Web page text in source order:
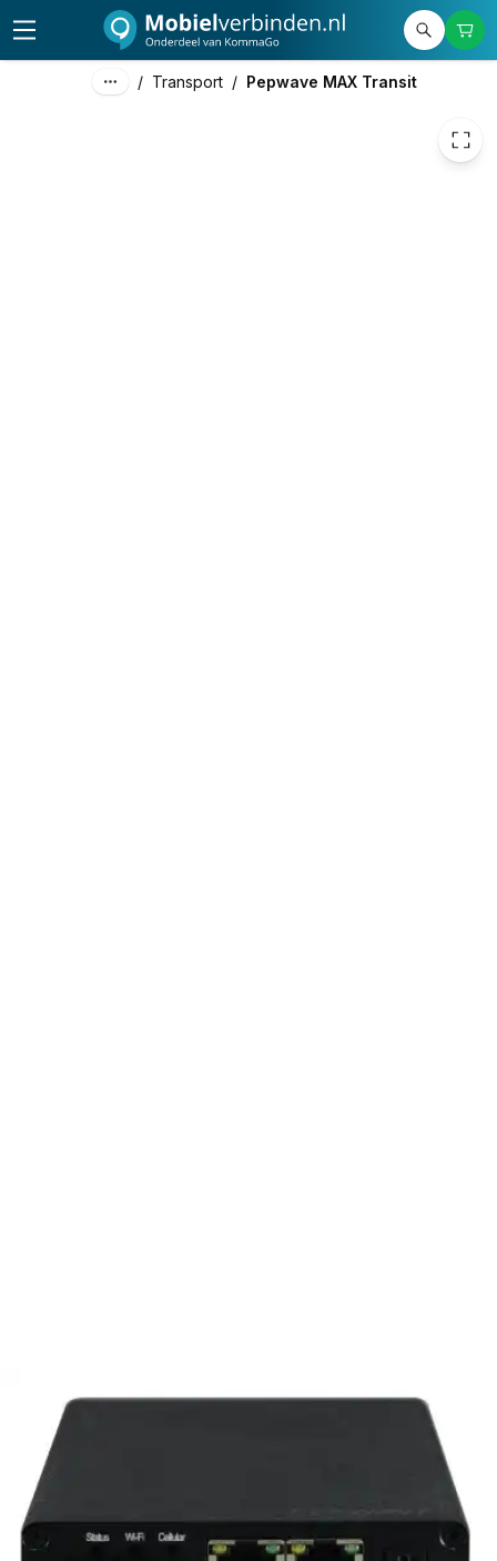
/ Transport / Pepwave MAX Transit
899,00 excl. btw
1.087,79 incl. btw